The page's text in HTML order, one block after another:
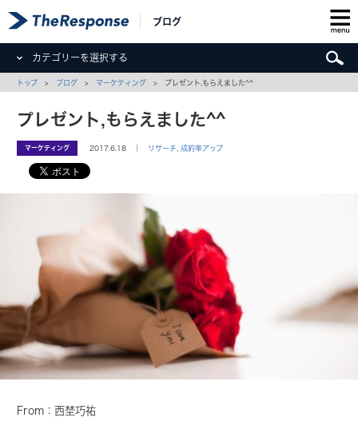
ブログ
カテゴリーを選択する
トップ > ブログ > マーケティング > プレゼント,もらえました^^
プレゼント,もらえました^^
マーケティング 2017.6.18 ｜ リサーチ 成約率アップ
From：西埜巧祐